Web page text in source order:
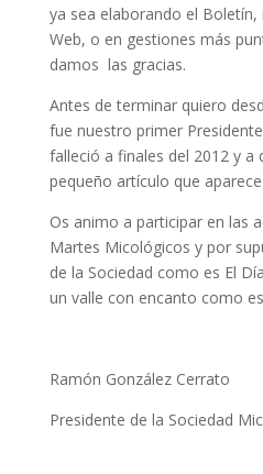
ya sea elaborando el
Web, o en gestiones más
damos las gracias.
Antes de terminar quiero
fue nuestro primer
falleció a finales del 2012 y a
pequeño artículo que
Os animo a participar en las
Martes Micológicos y por
de la Sociedad como es El
un valle con encanto como
Ramón González Cerrato
Presidente de la Sociedad